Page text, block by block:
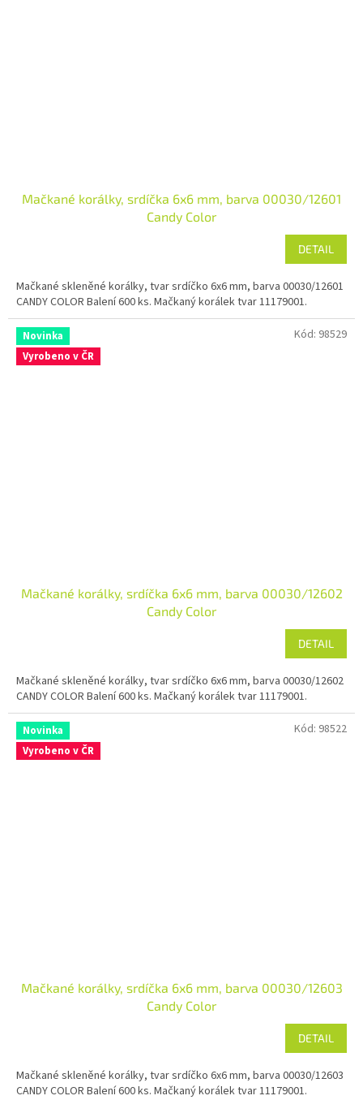
Mačkané korálky, srdíčka 6x6 mm, barva 00030/12601
Candy Color
DETAIL
Mačkané skleněné korálky, tvar srdíčko 6x6 mm, barva 00030/12601
CANDY COLOR Balení 600 ks. Mačkaný korálek tvar 11179001.
Novinka
Vyrobeno v ČR
Mačkané korálky, srdíčka 6x6 mm, barva 00030/12602
Candy Color
DETAIL
Mačkané skleněné korálky, tvar srdíčko 6x6 mm, barva 00030/12602
CANDY COLOR Balení 600 ks. Mačkaný korálek tvar 11179001.
Kód: 98529
Novinka
Vyrobeno v ČR
Mačkané korálky, srdíčka 6x6 mm, barva 00030/12603
Candy Color
DETAIL
Mačkané skleněné korálky, tvar srdíčko 6x6 mm, barva 00030/12603
CANDY COLOR Balení 600 ks. Mačkaný korálek tvar 11179001.
Kód: 98522